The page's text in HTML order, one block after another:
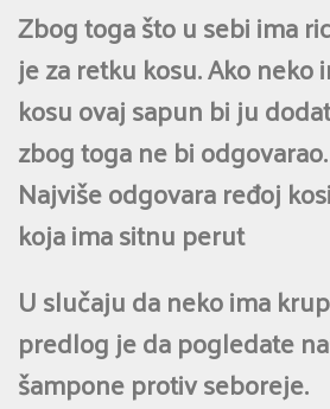
Zbog toga što u sebi ima
je za retku kosu. Ako
kosu ovaj sapun bi ju
zbog toga ne bi odgovarao.
Najviše odgovara ređoj
koja ima sitnu perut
U slučaju da neko ima
predlog je da pogledate
šampone protiv seboreje.